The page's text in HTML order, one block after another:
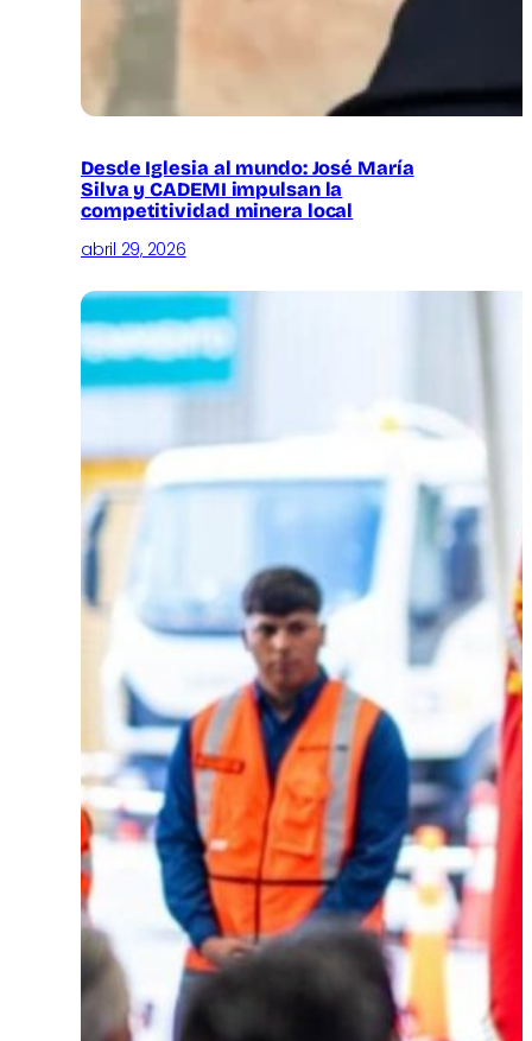
Desde Iglesia al mundo: José María
Silva y CADEMI impulsan la
competitividad minera local
abril 29, 2026